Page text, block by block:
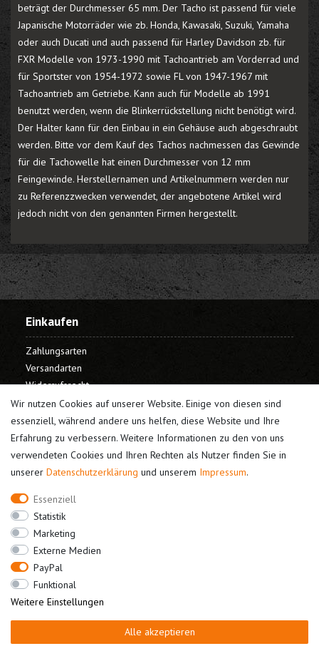
beträgt der Durchmesser 65 mm. Der Tacho ist passend für viele
Japanische Motorräder wie zb. Honda, Kawasaki, Suzuki, Yamaha
oder auch Ducati und auch passend für Harley Davidson zb. für
FXR Modelle von 1973-1990 mit Tachoantrieb am Vorderrad und
für Sportster von 1954-1972 sowie FL von 1947-1967 mit
Tachoantrieb am Getriebe. Kann auch für Modelle ab 1991
benutzt werden, wenn die Blinkerrückstellung nicht benötigt wird.
Der Halter kann für den Einbau in ein Gehäuse auch abgeschraubt
werden. Bitte vor dem Kauf des Tachos nachmessen das Gewinde
für die Tachowelle hat einen Durchmesser von 12 mm
Feingewinde. Herstellernamen und Artikelnummern werden nur
zu Referenzzwecken verwendet, der angebotene Artikel wird
jedoch nicht von den genannten Firmen hergestellt.
Wir nutzen Cookies auf unserer Website. Einige von diesen sind
essenziell, während andere uns helfen, diese Website und Ihre
Erfahrung zu verbessern. Weitere Informationen zu den von uns
verwendeten Cookies und Ihren Rechten als Nutzer finden Sie in
unserer Daten­schutz­erklärung und unserem Impressum.
Essenziell
Statistik
Marketing
Externe Medien
PayPal
Funktional
Weitere Einstellungen
Alle akzeptieren
Einkaufen
Zahlungsarten
Versandarten
Widerrufsrecht
Warenkorb
Kasse
Mein Konto
Registrieren
Login
Unternehmen
Kontakt
Datenschutz
AGB
Impressum
Bestellung widerrufen